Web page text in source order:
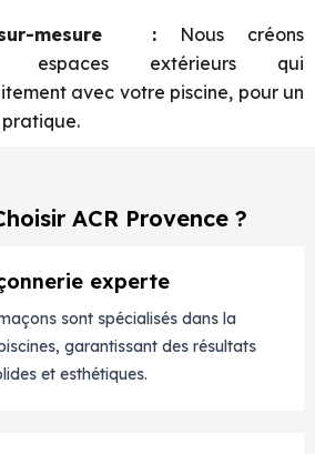
mesure :
Nous créons
espaces extérieurs qui
avec votre piscine, pour un
ACR Provence ?
experte
sont spécialisés dans la
garantissant des résultats
et esthétiques.